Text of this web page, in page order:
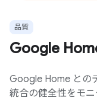
品質
Google
Google Home との
統合の健全性をモニ